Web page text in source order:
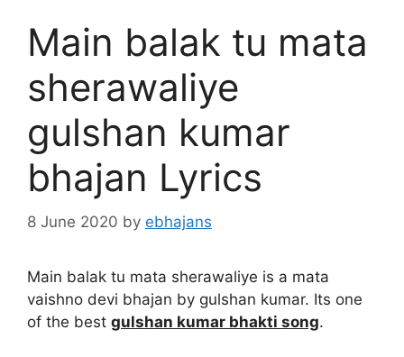
Main balak tu mata
sherawaliye
gulshan kumar
bhajan Lyrics
8 June 2020 by ebhajans
Main balak tu mata sherawaliye is a mata
vaishno devi bhajan by gulshan kumar. Its one
of the best gulshan kumar bhakti song.